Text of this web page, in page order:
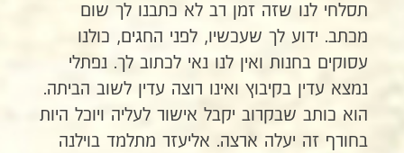
תסלחי לנו שזה זמן רב לא כתבנו לך שום
מכתב. ידוע לך שעכשיו, לפני החגים, כולנו
עסוקים בחנות ואין לנו נאי לכתוב לך. נפתלי
נמצא עדין בקיבוץ ואינו רוצה עדין לשוב הביתה.
הוא כותב שבקרוב יקבל אישור לעליה ויוכל היות
בחורף זה יעלה ארצה. אליעזר מתלמד בוילנה